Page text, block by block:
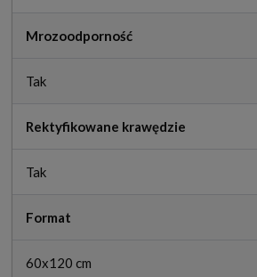
Mrozoodporność
Tak
Rektyfikowane krawędzie
Tak
Format
60x120 cm